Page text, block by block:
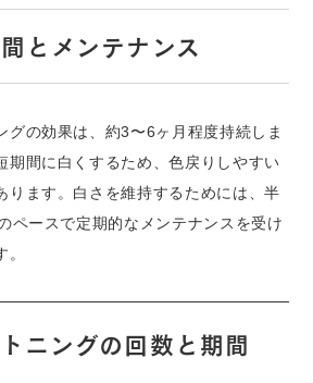
とメンテナンス
グの効果は、約3〜6ヶ月程度持続しま
期間に白くするため、色戻りしやすい
ります。白さを維持するためには、半
ペースで定期的なメンテナンスを受け
ニングの回数と期間